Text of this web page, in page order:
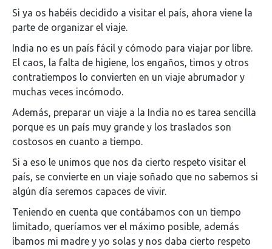
Si ya os habéis decidido a visitar el país, ahora viene la
parte de organizar el viaje.
India no es un país fácil y cómodo para viajar por libre.
El caos, la falta de higiene, los engaños, timos y otros
contratiempos lo convierten en un viaje abrumador y
muchas veces incómodo.
Además, preparar un viaje a la India no es tarea sencilla
porque es un país muy grande y los traslados son
costosos en cuanto a tiempo.
Si a eso le unimos que nos da cierto respeto visitar el
país, se convierte en un viaje soñado que no sabemos si
algún día seremos capaces de vivir.
Teniendo en cuenta que contábamos con un tiempo
limitado, queríamos ver el máximo posible, además
íbamos mi madre y yo solas y nos daba cierto respeto